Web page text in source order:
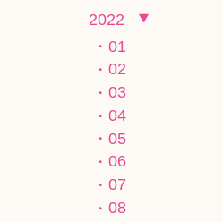
2022
01
02
03
04
05
06
07
08